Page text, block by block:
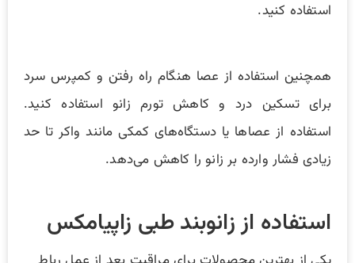
استفاده کنید.
همچنین استفاده از عصا هنگام راه رفتن و کمپرس سرد
برای تسکین درد و کاهش تورم زانو استفاده کنید.
استفاده از عصاها یا دستگاه‌های کمکی مانند واکر تا حد
زیادی فشار وارده بر زانو را کاهش می‌دهد.
استفاده از زانوبند طبی زاپیامکس